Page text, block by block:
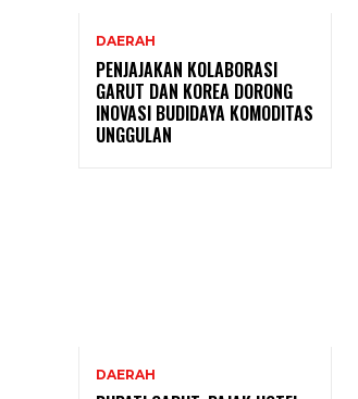
DAERAH
PENJAJAKAN KOLABORASI
GARUT DAN KOREA DORONG
INOVASI BUDIDAYA KOMODITAS
UNGGULAN
DAERAH